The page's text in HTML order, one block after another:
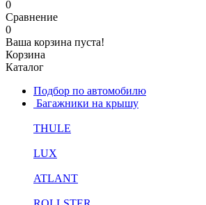
0
Сравнение
0
Ваша корзина пуста!
Корзина
Каталог
Подбор по автомобилю
Багажники на крышу
THULE
LUX
ATLANT